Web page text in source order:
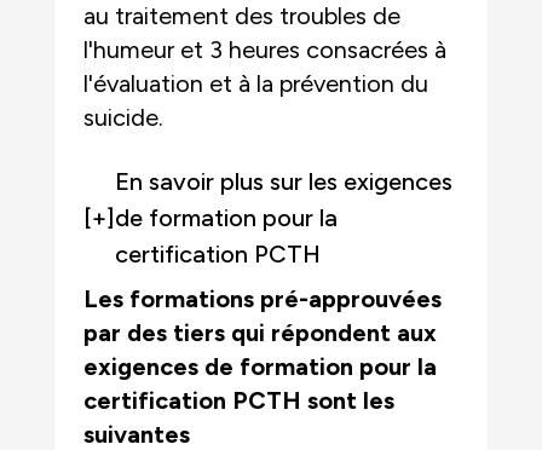
au traitement des troubles de
l'humeur et 3 heures consacrées à
l'évaluation et à la prévention du
suicide.
[+]
En savoir plus sur les exigences
de formation pour la
certification PCTH
Les formations pré-approuvées
par des tiers qui répondent aux
exigences de formation pour la
certification PCTH sont les
suivantes